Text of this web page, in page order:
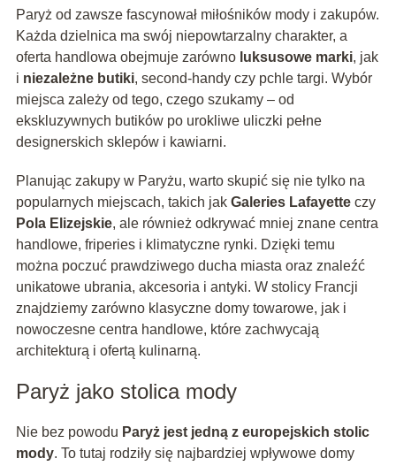
Paryż od zawsze fascynował miłośników mody i zakupów.
Każda dzielnica ma swój niepowtarzalny charakter, a
oferta handlowa obejmuje zarówno luksusowe marki, jak
i niezależne butiki, second-handy czy pchle targi. Wybór
miejsca zależy od tego, czego szukamy – od
ekskluzywnych butików po urokliwe uliczki pełne
designerskich sklepów i kawiarni.
Planując zakupy w Paryżu, warto skupić się nie tylko na
popularnych miejscach, takich jak Galeries Lafayetteczy
Pola Elizejskie, ale również odkrywać mniej znane centra
handlowe, friperies i klimatyczne rynki. Dzięki temu
można poczuć prawdziwego ducha miasta oraz znaleźć
unikatowe ubrania, akcesoria i antyki. W stolicy Francji
znajdziemy zarówno klasyczne domy towarowe, jak i
nowoczesne centra handlowe, które zachwycają
architekturą i ofertą kulinarną.
Paryż jako stolica mody
Nie bez powodu Paryż jest jedną z europejskich stolic
mody. To tutaj rodziły się najbardziej wpływowe domy